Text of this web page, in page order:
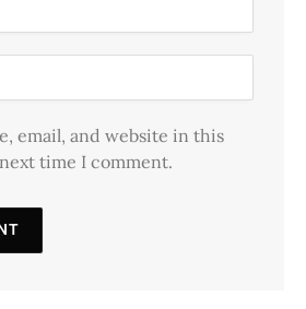
email, and website in this
time I comment.